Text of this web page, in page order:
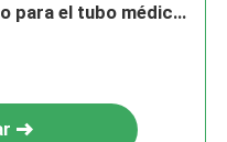
para el tubo médico